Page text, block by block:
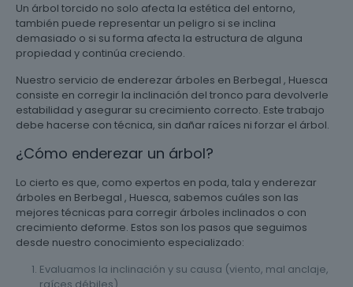
Un árbol torcido no solo afecta la estética del entorno,
también puede representar un peligro si se inclina
demasiado o si su forma afecta la estructura de alguna
propiedad y continúa creciendo.
Nuestro servicio de enderezar árboles en Berbegal , Huesca
consiste en corregir la inclinación del tronco para devolverle
estabilidad y asegurar su crecimiento correcto. Este trabajo
debe hacerse con técnica, sin dañar raíces ni forzar el árbol.
¿Cómo enderezar un árbol?
Lo cierto es que, como expertos en poda, tala y enderezar
árboles en Berbegal , Huesca, sabemos cuáles son las
mejores técnicas para corregir árboles inclinados o con
crecimiento deforme. Estos son los pasos que seguimos
desde nuestro conocimiento especializado:
Evaluamos la inclinación y su causa (viento, mal anclaje,